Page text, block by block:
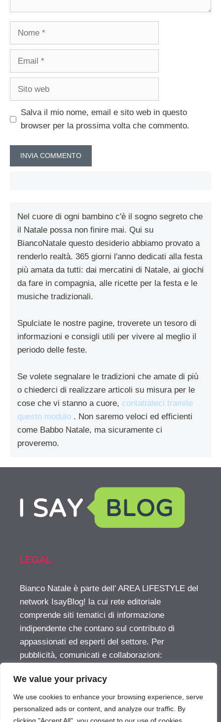
We value your privacy
We use cookies to enhance your browsing experience, serve
personalized ads or content, and analyze our traffic. By
Nome
Email
Sito
Salva il mio nome, email e sito web in questo
browser per la prossima volta che commento.
Nel cuore di ogni bambino c'è il sogno segreto che
il Natale possa non finire mai. Qui su
BiancoNatale questo desiderio abbiamo provato a
renderlo realtà. 365 giorni l'anno dedicati alla festa
più amata da tutti: dai mercatini di Natale, ai giochi
da fare in compagnia, alle ricette per la festa e le
musiche tradizionali.
Spulciate le nostre pagine, troverete un tesoro di
informazioni e consigli utili per vivere al meglio il
periodo delle feste.
Se volete segnalare le tradizioni che amate di più
o chiederci di realizzare articoli su misura per le
cose che vi stanno a cuore, contattateci tramite
questo modulo . Non saremo veloci ed efficienti
come Babbo Natale, ma sicuramente ci
proveremo.
LEGAL
Bianco Natale è parte dell' AREA LIFESTYLE del
network IsayBlog! la cui rete editoriale
comprende siti tematici di informazione
indipendente che contano sul contributo di
appassionati ed esperti del settore. Per
pubblicità, comunicati e collaborazioni:
LIFESTYLE AREA inside the IsayBlog! network
For advertising, press releases and other
opportunities:info@isayblog.com